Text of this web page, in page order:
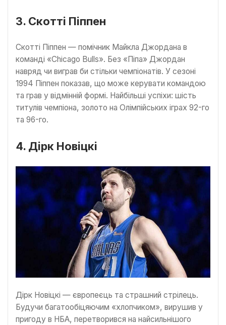
3. Скотті Піппен
Скотті Піппен — помічник Майкла Джордана в
команді «Chicago Bulls». Без «Піпа» Джордан
навряд чи виграв би стільки чемпіонатів. У сезоні
1994 Піппен показав, що може керувати командою
та грав у відмінній формі. Найбільші успіхи: шість
титулів чемпіона, золото на Олімпійських іграх 92-го
та 96-го.
4. Дірк Новіцкі
Дірк Новіцкі — європеєць та страшний стрілець.
Будучи багатообіцяючим «хлопчиком», вирушив у
пригоду в НБА, перетворився на найсильнішого